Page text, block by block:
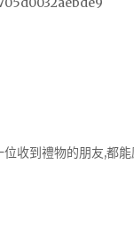
收到禮物的朋友,都